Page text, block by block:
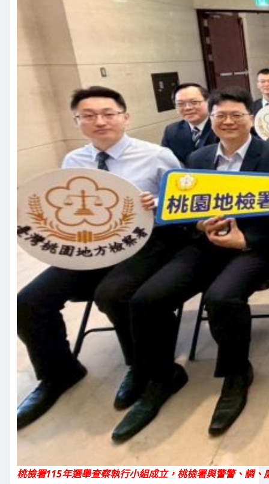
桃檢署115年選舉查察執行小組成立，桃檢署與警警、調